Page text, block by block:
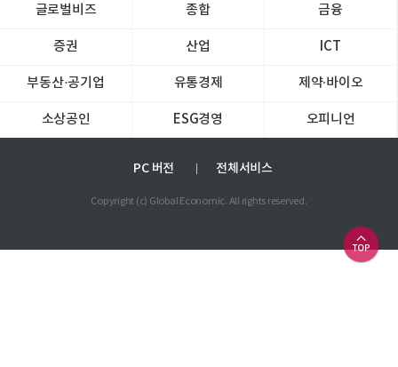
글로벌비즈 종합 금융
증권 산업 ICT
부동산·공기업 유통경제 제약∙바이오
소상공인 ESG경영 오피니언
PC 버전 전체서비스
Copyright (c) Global Economic. All rights reserved.